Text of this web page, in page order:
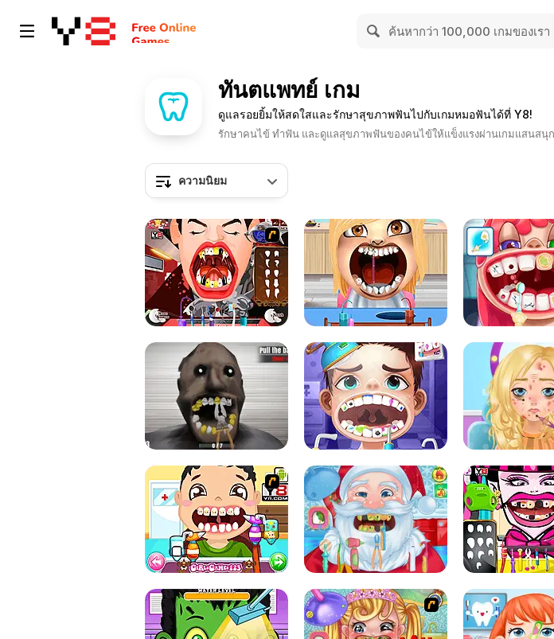
ทันตแพทย์ เกม
ดูแลรอยยิ้มให้สดใสและรักษาสุขภาพฟันไปกับเกมหมอฟันได้ที่ Y8!
รักษาคนไข้ ทำฟัน และดูแลสุขภาพฟันของคนไข้ให้แข็งแรงผ่านเกมแสนสนุ
ความนิยม